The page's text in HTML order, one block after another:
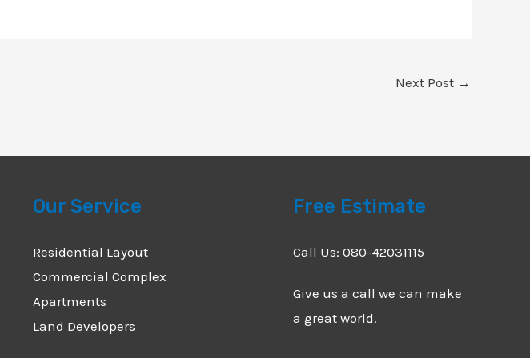
Next Post →
Our Service
Residential Layout
Commercial Complex
Apartments
Land Developers
Free Estimate
Call Us: 080-42031115
Give us a call we can make
a great world.